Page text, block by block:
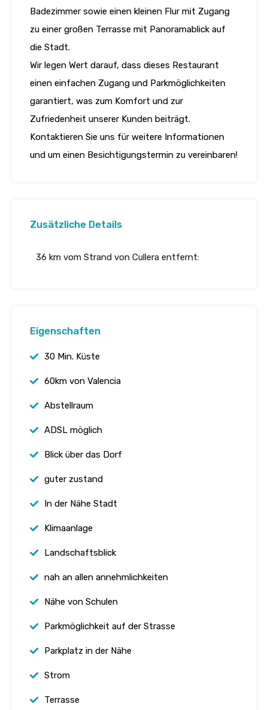
Badezimmer sowie einen kleinen Flur mit Zugang
zu einer großen Terrasse mit Panoramablick auf
die Stadt.
Wir legen Wert darauf, dass dieses Restaurant
einen einfachen Zugang und Parkmöglichkeiten
garantiert, was zum Komfort und zur
Zufriedenheit unserer Kunden beiträgt.
Kontaktieren Sie uns für weitere Informationen
und um einen Besichtigungstermin zu vereinbaren!
Zusätzliche Details
36 km vom Strand von Cullera entfernt:
Eigenschaften
30 Min. Küste
60km von Valencia
Abstellraum
ADSL möglich
Blick über das Dorf
guter zustand
In der Nähe Stadt
Klimaanlage
Landschaftsblick
nah an allen annehmlichkeiten
Nähe von Schulen
Parkmöglichkeit auf der Strasse
Parkplatz in der Nähe
Strom
Terrasse